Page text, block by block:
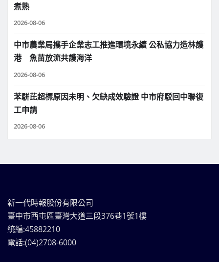
煮熟
2026-08-06
中市農業局攜手企業志工推進環境永續 公私協力造林護
港 魚苗放流共護海洋
2026-08-06
苯駢芘超標原因未明、欠缺成效驗證 中市府駁回中聯復
工申請
2026-08-06
新一代時報股份有限公司
臺中市西屯區臺灣大道三段376巷1號1樓
統編:45882210
電話:(04)2708-6000